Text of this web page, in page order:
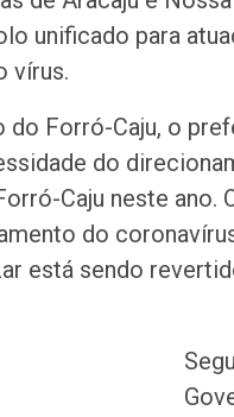
unificado para
vírus.
do Forró-Caju, o
do
Caju neste
do
está sendo